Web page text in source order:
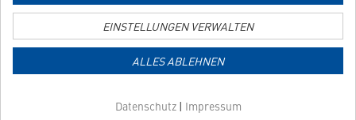
EINSTELLUNGEN VERWALTEN
ALLES ABLEHNEN
Datenschutz| Impressum
Link
zur